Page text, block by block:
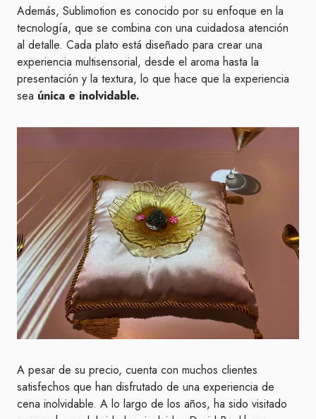
Además, Sublimotion es conocido por su enfoque en la
tecnología, que se combina con una cuidadosa atención
al detalle. Cada plato está diseñado para crear una
experiencia multisensorial, desde el aroma hasta la
presentación y la textura, lo que hace que la experiencia
sea única e inolvidable.
A pesar de su precio, cuenta con muchos clientes
satisfechos que han disfrutado de una experiencia de
cena inolvidable. A lo largo de los años, ha sido visitado